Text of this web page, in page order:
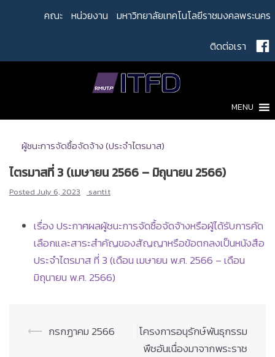
คณะ หน่วยงาน มหาวิทยาลัยเทคโนโลยีราชมงคลพระนคร
ติดต่อเรา
MENU
ผู้ชนะการจัดซื้อจัดจ้าง (ประจำไตรมาส)
ไตรมาสที่ 3 (เมษายน 2566 – มิถุนายน 2566)
Posted July 6, 2023 santi.t
เรื่อง ประกาศผลผู้ชนะการจัดซื้อจัดจ้างหรือผู้ได้รับการคัด
เลือกและสาระสำคัญของสัญญาหรือข้อตกลงเป็นหนังสือ
ประจำไตรมาส ที่ 3 (เดือน เมษายน พ.ศ. 2566 – เดือน
มิถุนายน พ.ศ. 2566)
Post
⟵ กรกฏาคม 2566
โครงการอนุรักษ์พันธุกรรม
พืชอันเนื่องมาจากพระราช